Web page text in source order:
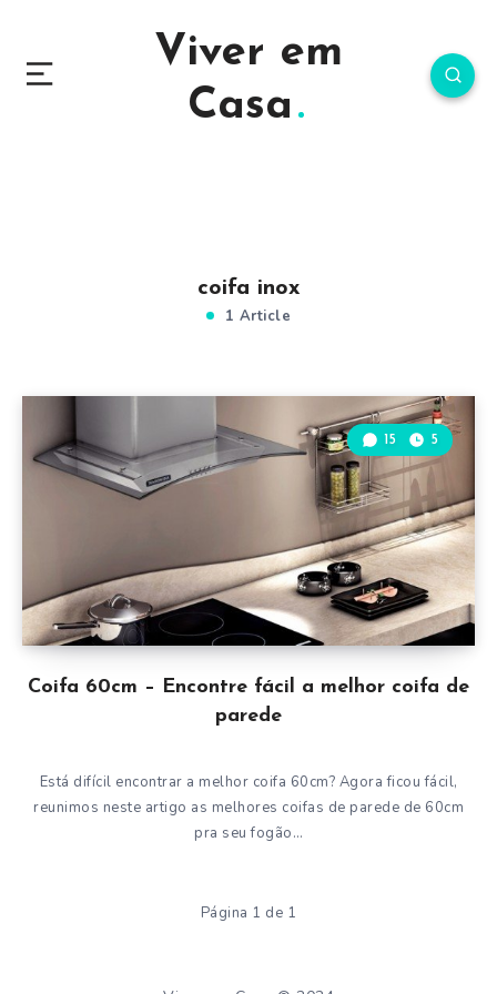
Viver em
Casa
coifa inox
1 Article
Coifa 60cm – Encontre fácil a melhor coifa de
parede
15 5
Está difícil encontrar a melhor coifa 60cm? Agora ficou fácil,
reunimos neste artigo as melhores coifas de parede de 60cm
pra seu fogão…
Página 1 de 1